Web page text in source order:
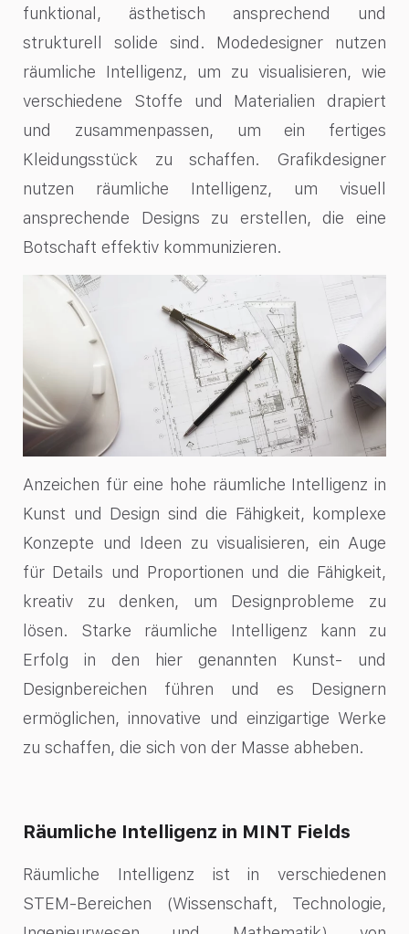
funktional, ästhetisch ansprechend und
strukturell solide sind. Modedesigner nutzen
räumliche Intelligenz, um zu visualisieren, wie
verschiedene Stoffe und Materialien drapiert
und zusammenpassen, um ein fertiges
Kleidungsstück zu schaffen. Grafikdesigner
nutzen räumliche Intelligenz, um visuell
ansprechende Designs zu erstellen, die eine
Botschaft effektiv kommunizieren.
Anzeichen für eine hohe räumliche Intelligenz in
Kunst und Design sind die Fähigkeit, komplexe
Konzepte und Ideen zu visualisieren, ein Auge
für Details und Proportionen und die Fähigkeit,
kreativ zu denken, um Designprobleme zu
lösen. Starke räumliche Intelligenz kann zu
Erfolg in den hier genannten Kunst- und
Designbereichen führen und es Designern
ermöglichen, innovative und einzigartige Werke
zu schaffen, die sich von der Masse abheben.
Räumliche Intelligenz in MINT Fields
Räumliche Intelligenz ist in verschiedenen
STEM-Bereichen (Wissenschaft, Technologie,